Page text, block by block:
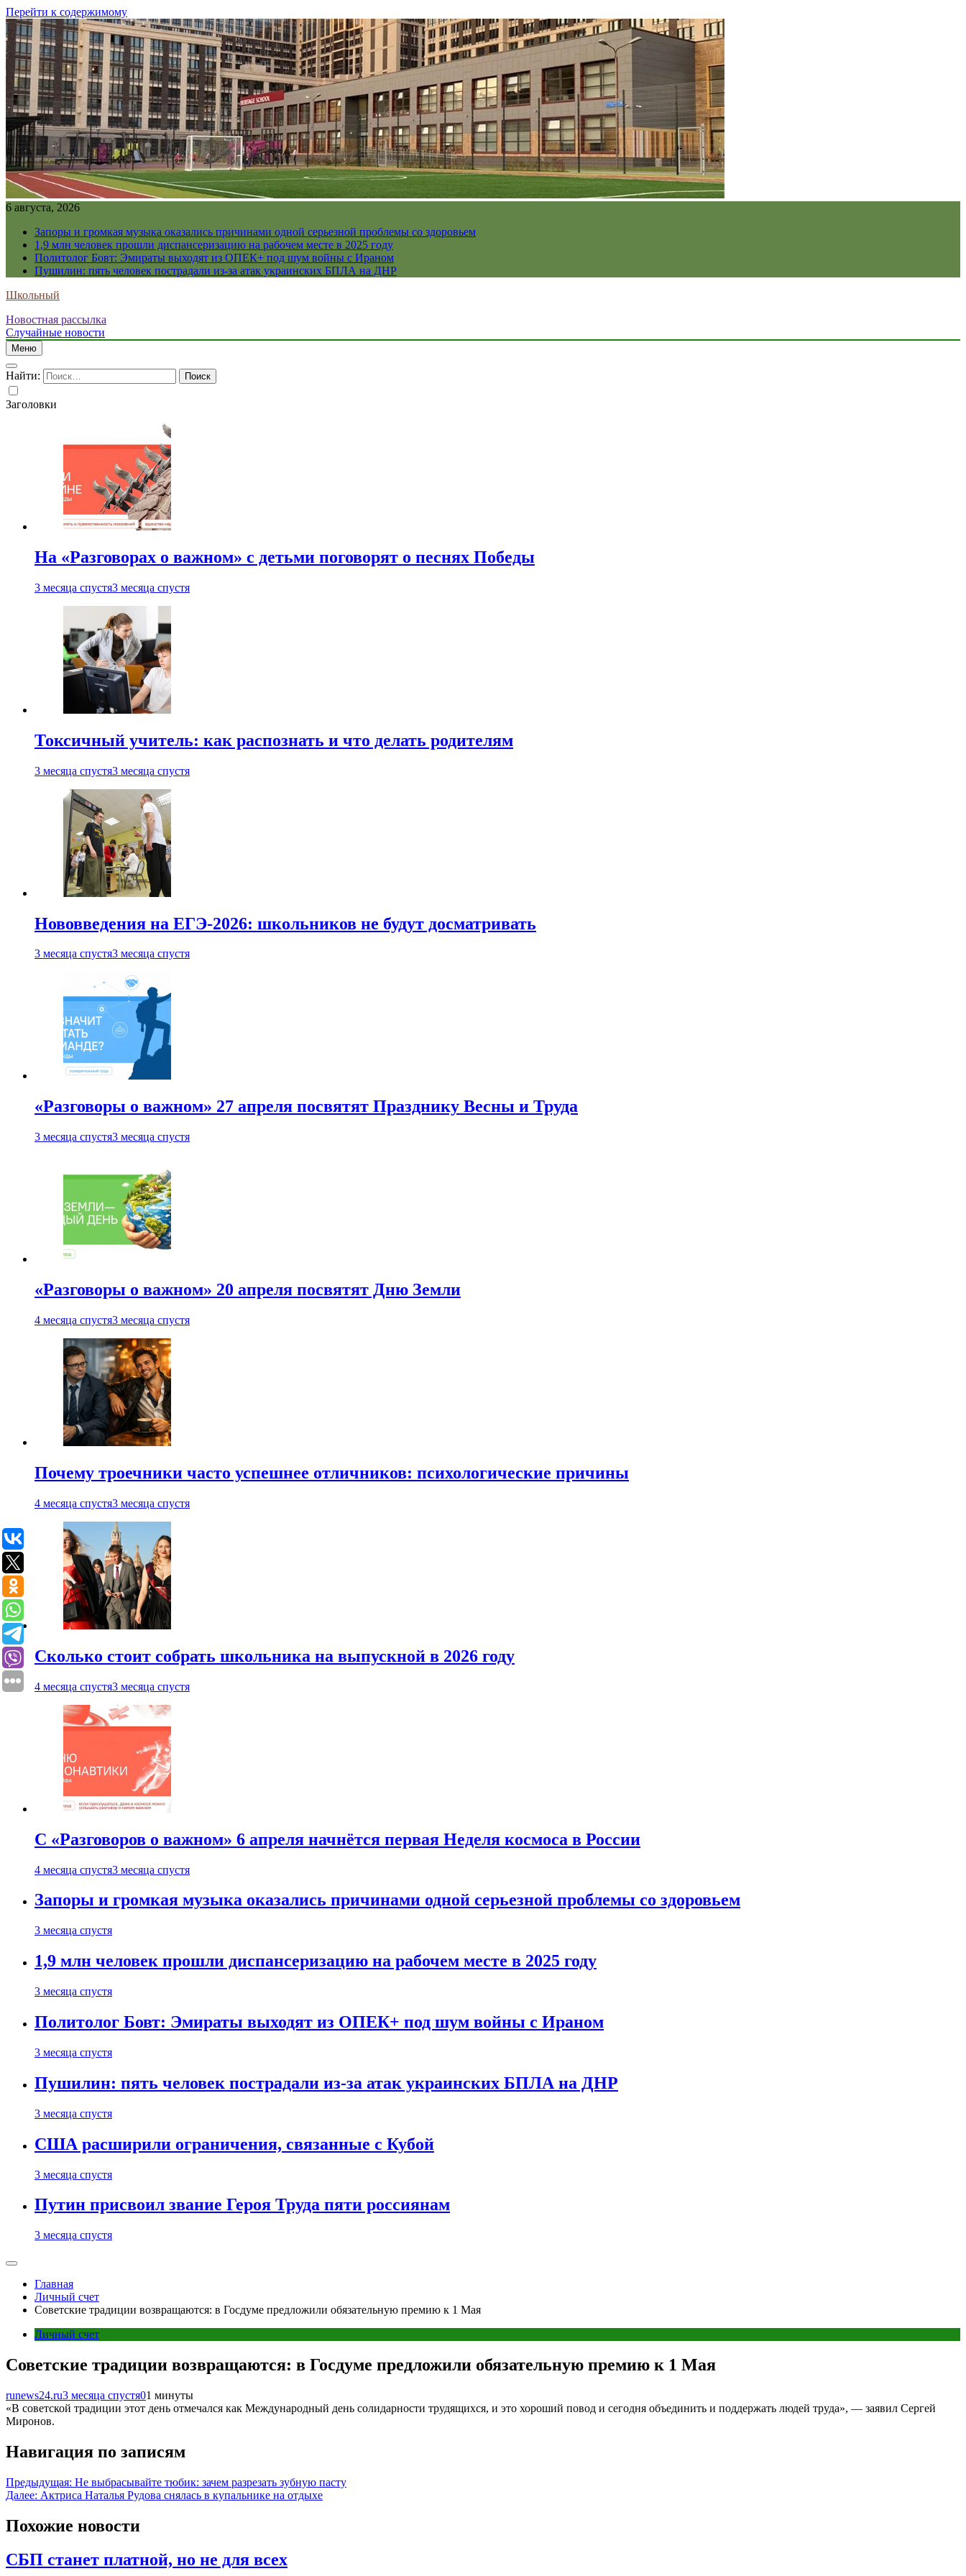
Перейти к содержимому
6 августа, 2026
Запоры и громкая музыка оказались причинами одной серьезной проблемы со здоровьем
1,9 млн человек прошли диспансеризацию на рабочем месте в 2025 году
Политолог Бовт: Эмираты выходят из ОПЕК+ под шум войны с Ираном
Пушилин: пять человек пострадали из-за атак украинских БПЛА на ДНР
Школьный
Новостная рассылка
Случайные новости
Меню
Найти:
Заголовки
На «Разговорах о важном» с детьми поговорят о песнях Победы
3 месяца спустя3 месяца спустя
Токсичный учитель: как распознать и что делать родителям
3 месяца спустя3 месяца спустя
Нововведения на ЕГЭ-2026: школьников не будут досматривать
3 месяца спустя3 месяца спустя
«Разговоры о важном» 27 апреля посвятят Празднику Весны и Труда
3 месяца спустя3 месяца спустя
«Разговоры о важном» 20 апреля посвятят Дню Земли
4 месяца спустя3 месяца спустя
Почему троечники часто успешнее отличников: психологические причины
4 месяца спустя3 месяца спустя
Сколько стоит собрать школьника на выпускной в 2026 году
4 месяца спустя3 месяца спустя
С «Разговоров о важном» 6 апреля начнётся первая Неделя космоса в России
4 месяца спустя3 месяца спустя
Запоры и громкая музыка оказались причинами одной серьезной проблемы со здоровьем
3 месяца спустя
1,9 млн человек прошли диспансеризацию на рабочем месте в 2025 году
3 месяца спустя
Политолог Бовт: Эмираты выходят из ОПЕК+ под шум войны с Ираном
3 месяца спустя
Пушилин: пять человек пострадали из-за атак украинских БПЛА на ДНР
3 месяца спустя
США расширили ограничения, связанные с Кубой
3 месяца спустя
Путин присвоил звание Героя Труда пяти россиянам
3 месяца спустя
Главная
Личный счет
Советские традиции возвращаются: в Госдуме предложили обязательную премию к 1 Мая
Личный счет
Советские традиции возвращаются: в Госдуме предложили обязательную премию к 1 Мая
runews24.ru3 месяца спустя01 минуты
«В советской традиции этот день отмечался как Международный день солидарности трудящихся, и это хороший повод и сегодня объединить и поддержать людей труда», — заявил Сергей
Миронов.
Навигация по записям
Предыдущая: Не выбрасывайте тюбик: зачем разрезать зубную пасту
Далее: Актриса Наталья Рудова снялась в купальнике на отдыхе
Похожие новости
СБП станет платной, но не для всех